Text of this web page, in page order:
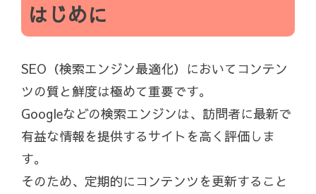
はじめに
SEO（検索エンジン最適化）においてコンテン
ツの質と鮮度は極めて重要です。
Googleなどの検索エンジンは、訪問者に最新で
有益な情報を提供するサイトを高く評価しま
す。
そのため、定期的にコンテンツを更新すること